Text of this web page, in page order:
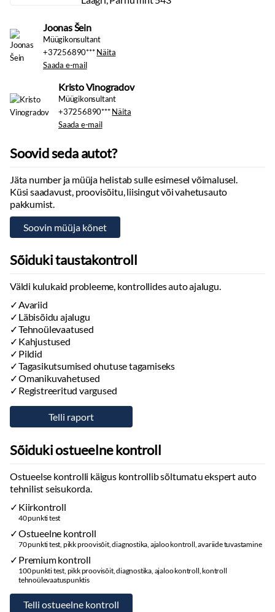
Topsihoidjad:ees
Tekstiilpolster
Multimeedia
ees
Apple CarPlay
Android Auto
Käed vabad süsteem
Autokompuuter
Stereo:originaal, usb pesa
Kõlarid
Tuled
Lähituled:led
Kaugtuled:led
Udutuled
Päevasõidutulede automaatne lülitus
Kaugtulede ümberlülitamise assistent
Esitulede pesurid
Rehvid ja veljed
Varuratas
Rehvirõhu kontrollsüsteem
Suverehvid
Valuveljed
Muu
Pagasikate
Reisiarvesti
Esi- ja tagarataste porikummid
Maatriks-funktsionaalsusega LED-esilaternad (valgusvihu jaotust,
kaugust ja suunda reguleeritakse automaatselt), esilaternate
pesurid
Soojendusega esiklaas (integreeritud soojenduskile)
2 kodaraga soojendusega multifunktsionaalne nahkrool DSG
käiguvahetusega roolilt
Adaptiivne püsikiirushoidik pACC
Joonas Šein
Müügikonsultant
+37256890***Näita
Saada e-mail
Kristo Vinogradov
Müügikonsultant
+37256890***Näita
Saada e-mail
Soovid seda autot?
Jäta number ja müüja helistab sulle esimesel võimalusel.
Küsi saadavust, proovisõitu, liisingut või vahetusauto
pakkumist.
Sõiduki taustakontroll
Väldi kulukaid probleeme, kontrollides auto ajalugu.
Avariid
Läbisõidu ajalugu
Tehnoülevaatused
Kahjustused
Pildid
Tagasikutsumised ohutuse tagamiseks
Omanikuvahetused
Registreeritud vargused
Sõiduki ostueelne kontroll
Ostueelse kontrolli käigus kontrollib sõltumatu ekspert auto
tehnilist seisukorda.
Kiirkontroll
40 punkti test
Ostueelne kontroll
70 punkti test, pikk proovisõit, diagnostika, ajaloo kontroll, avariide tuvastamine
Premium kontroll
100 punkti test, pikk proovisõit, diagnostika, ajaloo kontroll, kontroll
tehnoülevaatuspunktis